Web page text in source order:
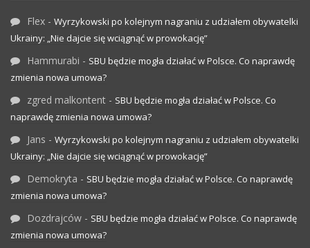
Flex - Wyrzykowski po kolejnym nagraniu z udziałem obywatelki
Ukrainy: „Nie dajcie się wciągnąć w prowokację”
Hammurabi - SBU będzie mogła działać w Polsce. Co naprawdę
zmienia nowa umowa?
zgred malkontent - SBU będzie mogła działać w Polsce. Co
naprawdę zmienia nowa umowa?
Jans - Wyrzykowski po kolejnym nagraniu z udziałem obywatelki
Ukrainy: „Nie dajcie się wciągnąć w prowokację”
Demokryta - SBU będzie mogła działać w Polsce. Co naprawdę
zmienia nowa umowa?
Dozdrajców - SBU będzie mogła działać w Polsce. Co naprawdę
zmienia nowa umowa?